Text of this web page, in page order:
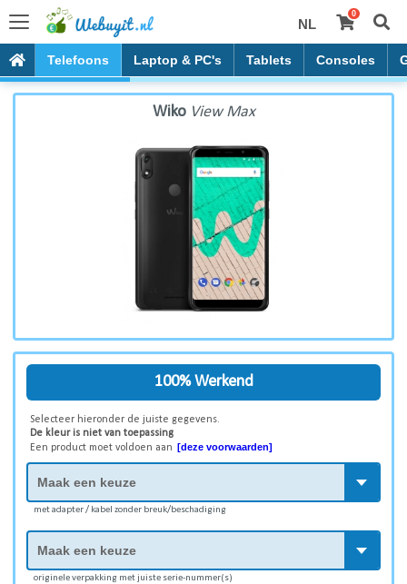
NL
0
Telefoons Laptop & PC's Tablets Consoles
Wiko View Max
Wiko View Max
100% Werkend
Selecteer hieronder de juiste gegevens.
De kleur is niet van toepassing
Een product moet voldoen aan [deze voorwaarden]
met adapter / kabel zonder breuk/beschadiging
originele verpakking met juiste serie-nummer(s)